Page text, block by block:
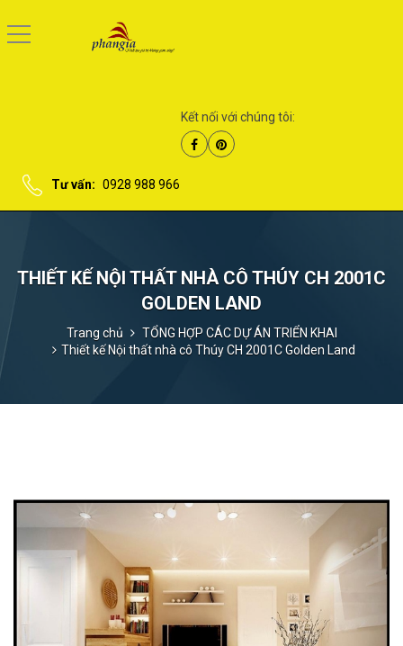
Kết nối với chúng tôi:
Tư vấn: 0928 988 966
THIẾT KẾ NỘI THẤT NHÀ CÔ THÚY CH 2001C
GOLDEN LAND
Trang chủ
TỔNG HỢP CÁC DỰ ÁN TRIỂN KHAI
Thiết kế Nội thất nhà cô Thúy CH 2001C Golden Land